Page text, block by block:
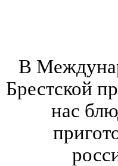
В
Брестской
нас